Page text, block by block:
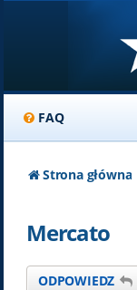
FAQ
Strona główna
Mercato
ODPOWIEDZ